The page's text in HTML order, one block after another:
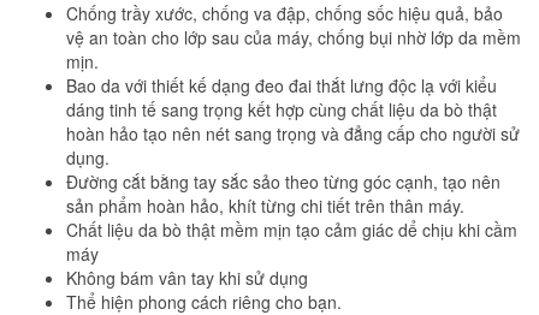
Chống trầy xước, chống va đập, chống sốc hiệu quả, bảo
vệ an toàn cho lớp sau của máy, chống bụi nhờ lớp da mềm
mịn.
Bao da với thiết kế dạng đeo đai thắt lưng độc lạ với kiểu
dáng tinh tế sang trọng kết hợp cùng chất liệu da bò thật
hoàn hảo tạo nên nét sang trọng và đẳng cấp cho người sử
dụng.
Đường cắt bằng tay sắc sảo theo từng góc cạnh, tạo nên
sản phẩm hoàn hảo, khít từng chi tiết trên thân máy.
Chất liệu da bò thật mềm mịn tạo cảm giác dể chịu khi cầm
máy
Không bám vân tay khi sử dụng
Thể hiện phong cách riêng cho bạn.